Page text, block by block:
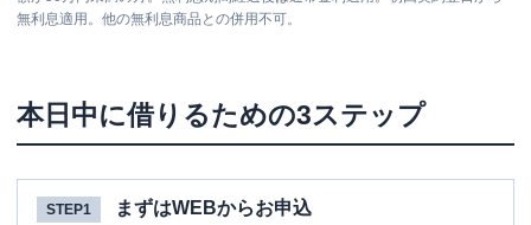
無利息適用。他の無利息商品との併用不可。
本日中に借りるための3ステップ
STEP1 まずはWEBからお申込